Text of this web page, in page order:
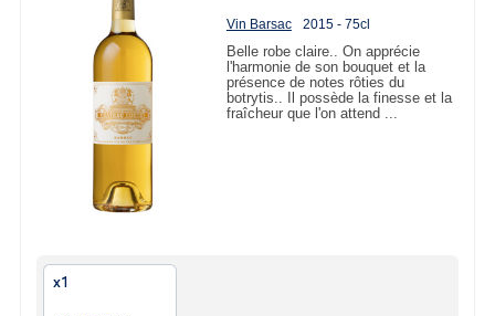
Vin Barsac 2015 - 75cl
Belle robe claire.. On apprécie
l'harmonie de son bouquet et la
présence de notes rôties du
botrytis.. Il possède la finesse et la
fraîcheur que l'on attend ...
x1